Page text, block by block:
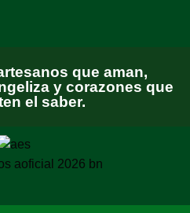
que aman,
y corazones que
el saber.